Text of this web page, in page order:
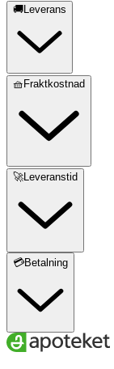
🚚Leverans
🧺Fraktkostnad
🚀Leveranstid
💳Betalning